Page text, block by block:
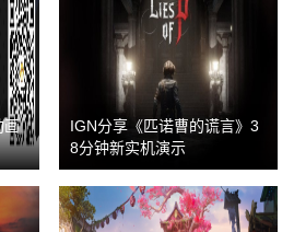
画
IGN分享《匹诺曹的谎言》3
8分钟新实机演示